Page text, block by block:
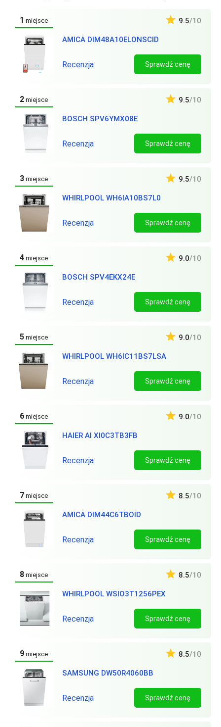
1 miejsce
AMICA DIM48A10ELONSCID
9.5/10
Recenzja Sprawdź cenę
2 miejsce
BOSCH SPV6YMX08E
9.5/10
Recenzja Sprawdź cenę
3 miejsce
WHIRLPOOL WH6IA10BS7L0
9.5/10
Recenzja Sprawdź cenę
4 miejsce
BOSCH SPV4EKX24E
9.0/10
Recenzja Sprawdź cenę
5 miejsce
WHIRLPOOL WH6IC11BS7LSA
9.0/10
Recenzja Sprawdź cenę
6 miejsce
HAIER AI XI0C3TB3FB
9.0/10
Recenzja Sprawdź cenę
7 miejsce
AMICA DIM44C6TBOID
8.5/10
Recenzja Sprawdź cenę
8 miejsce
WHIRLPOOL WSIO3T1256PEX
8.5/10
Recenzja Sprawdź cenę
9 miejsce
SAMSUNG DW50R4060BB
8.5/10
Recenzja Sprawdź cenę